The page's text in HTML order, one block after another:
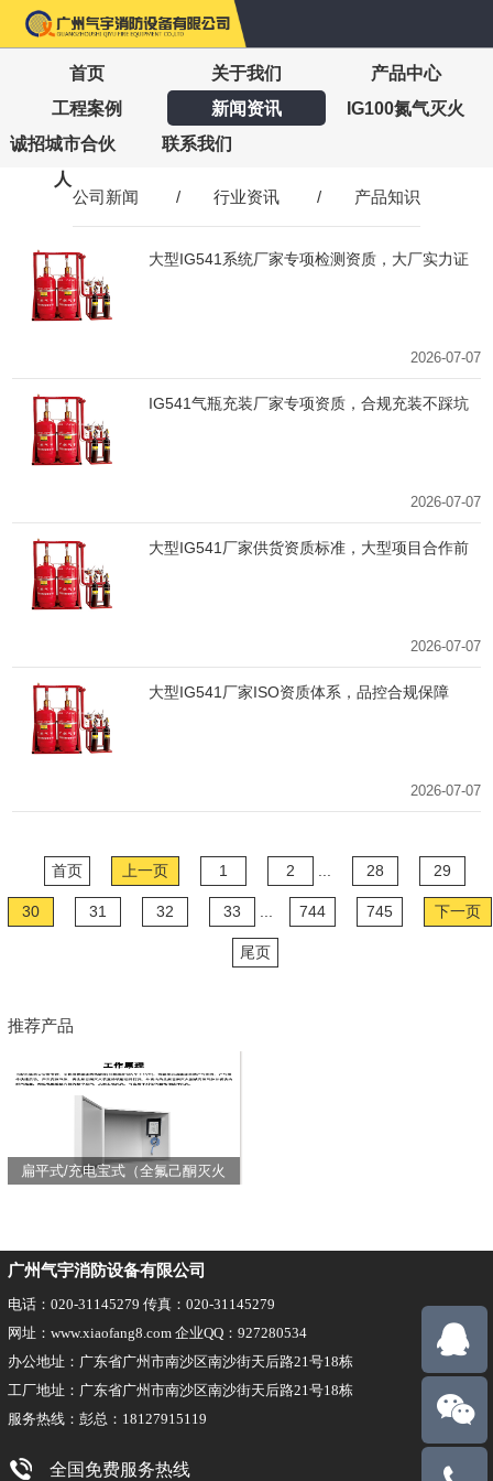
首页 关于我们
产品中心
工程案例
新闻资讯
IG100氮气灭火
诚招城市合伙
人
联系我们
公司新闻 / 行业资讯 / 产品知识
大型IG541系统厂家专项检测资质，大厂实力证
2026-07-07
IG541气瓶充装厂家专项资质，合规充装不踩坑
2026-07-07
大型IG541厂家供货资质标准，大型项目合作前
2026-07-07
大型IG541厂家ISO资质体系，品控合规保障
2026-07-07
首页 上一页 1 2 28 29
30 31 32 33 744 745 下一页
尾页
推荐产品
扁平式/充电宝式（全氟己酮灭火
广州气宇消防设备有限公司
电话：020-31145279 传真：020-31145279
网址：www.xiaofang8.com 企业QQ：927280534
办公地址：广东省广州市南沙区南沙街天后路21号18栋
工厂地址：广东省广州市南沙区南沙街天后路21号18栋
服务热线：彭总：18127915119
全国免费服务热线